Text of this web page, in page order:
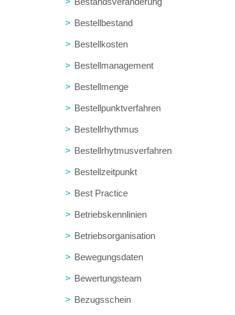
> Bestellbestand
> Bestellkosten
> Bestellmanagement
> Bestellmenge
> Bestellpunktverfahren
> Bestellrhythmus
> Bestellrhytmusverfahren
> Bestellzeitpunkt
> Best Practice
> Betriebskennlinien
> Betriebsorganisation
> Bewegungsdaten
> Bewertungsteam
> Bezugsschein